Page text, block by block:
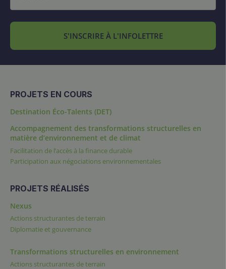
S'INSCRIRE À L'INFOLETTRE
PROJETS EN COURS
Destination Éco-Talents (DET)
Accompagnement des transformations structurelles en
matière d’environnement et de climat
Facilitation de l’accès à la finance durable
Participation aux négociations environnementales
PROJETS RÉALISÉS
Nexus
Actions structurantes de terrain
Diplomatie et gouvernance
Transformations structurelles en environnement
Actions structurantes de terrain